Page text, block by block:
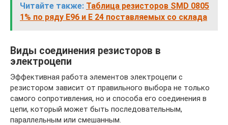
Читайте также: Таблица резисторов SMD 0805
1% по ряду E96 и E 24 поставляемых со склада
Виды соединения резисторов в
электроцепи
Эффективная работа элементов электроцепи с
резистором зависит от правильного выбора не только
самого сопротивления, но и способа его соединения в
цепи, который может быть последовательным,
параллельным или смешанным.